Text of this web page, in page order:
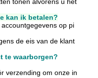
kan ik betalen?
op pi
de eis van de klant
te waarborgen?
verzending om onze in